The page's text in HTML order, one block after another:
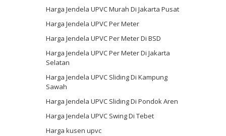
Harga Jendela UPVC Murah Di Jakarta Pusat
Harga Jendela UPVC Per Meter
Harga Jendela UPVC Per Meter Di BSD
Harga Jendela UPVC Per Meter Di Jakarta
Selatan
Harga Jendela UPVC Sliding Di Kampung
Sawah
Harga Jendela UPVC Sliding Di Pondok Aren
Harga Jendela UPVC Swing Di Tebet
Harga kusen upvc